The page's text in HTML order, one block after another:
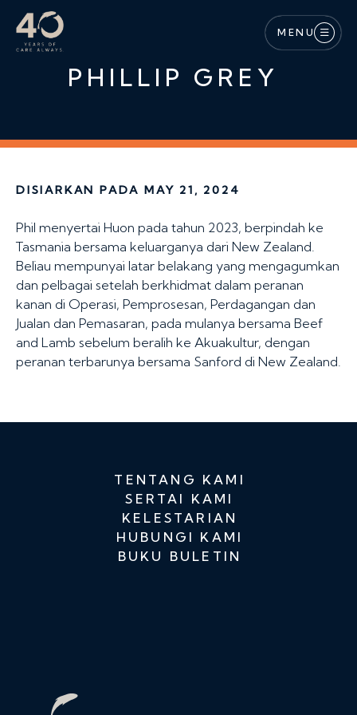
Langkau ke kandungan utama
MENU
PHILLIP GREY
DISIARKAN PADA MAY 21, 2024
Phil menyertai Huon pada tahun 2023, berpindah ke
Tasmania bersama keluarganya dari New Zealand.
Beliau mempunyai latar belakang yang mengagumkan
dan pelbagai setelah berkhidmat dalam peranan
kanan di Operasi, Pemprosesan, Perdagangan dan
Jualan dan Pemasaran, pada mulanya bersama Beef
and Lamb sebelum beralih ke Akuakultur, dengan
peranan terbarunya bersama Sanford di New Zealand.
TENTANG KAMI
SERTAI KAMI
KELESTARIAN
HUBUNGI KAMI
BUKU BULETIN